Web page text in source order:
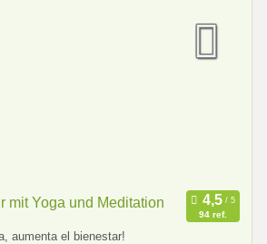
mit Yoga und Meditation
94 ref.
aumenta el bienestar!